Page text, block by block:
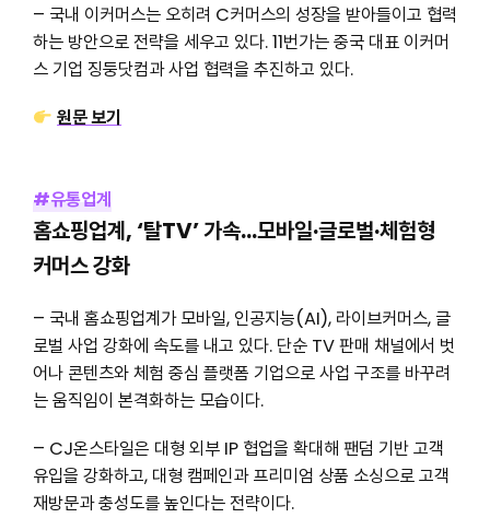
– 국내 이커머스는 오히려 C커머스의 성장을 받아들이고 협력
하는 방안으로 전략을 세우고 있다. 11번가는 중국 대표 이커머
스 기업 징둥닷컴과 사업 협력을 추진하고 있다.
원문 보기
#유통업계
홈쇼핑업계, ‘탈TV’ 가속…모바일·글로벌·체험형
커머스 강화
– 국내 홈쇼핑업계가 모바일, 인공지능(AI), 라이브커머스, 글
로벌 사업 강화에 속도를 내고 있다. 단순 TV 판매 채널에서 벗
어나 콘텐츠와 체험 중심 플랫폼 기업으로 사업 구조를 바꾸려
는 움직임이 본격화하는 모습이다.
– CJ온스타일은 대형 외부 IP 협업을 확대해 팬덤 기반 고객
유입을 강화하고, 대형 캠페인과 프리미엄 상품 소싱으로 고객
재방문과 충성도를 높인다는 전략이다.